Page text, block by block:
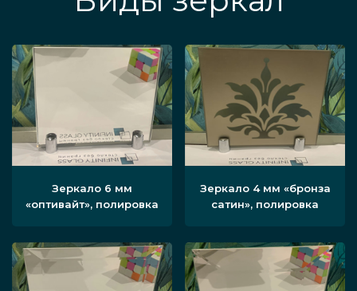
Зеркало 6 мм
«оптивайт», полировка
Зеркало 4 мм «бронза
сатин», полировка